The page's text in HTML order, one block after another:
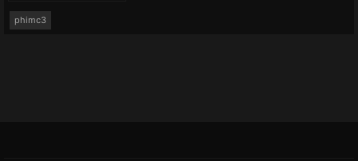
phimc3